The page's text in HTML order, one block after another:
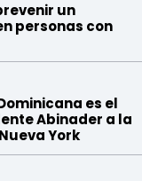
un
personas con
es el
Abinader a la
York